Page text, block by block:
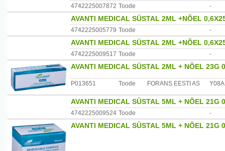
Tootja: Forans Eesti AS Posti 23,74805, Loksa
4742225007872 Toode -
AVANTI MEDICAL SÜSTAL 2ML +NÕEL
4742225005779 Toode -
AVANTI MEDICAL SÜSTAL 2ML +NÕEL
4742225009517 Toode -
AVANTI MEDICAL SÜSTAL 2ML + NÕEL 23G
P013651 Toode FORANS EESTI AS
AVANTI MEDICAL SÜSTAL 5ML + NÕEL 21G
4742225009524 Toode -
AVANTI MEDICAL SÜSTAL 5ML + NÕEL 21G